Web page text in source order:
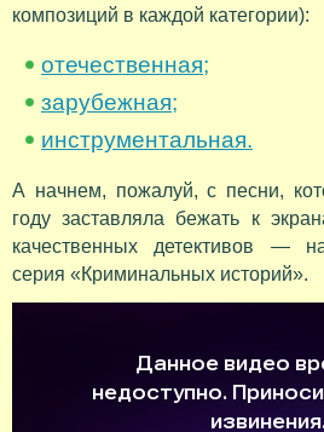
композиций в каждой категории):
отечественная;
зарубежная;
инструментальная.
А начнем, пожалуй, с песни,
году заставляла бежать к
качественных детективов —
серия «Криминальных историй».